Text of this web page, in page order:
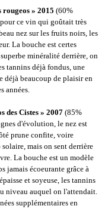
» 2015 (60%
ce vin qui goûtait très
nez sur les fruits noirs, les
La bouche est certes
minéralité derrière, on
tannins déjà fondus, une
déjà beaucoup de plaisir en
années.
des Cistes » 2007 (85%
d'évolution, le nez est
prune confite, voire
mais on sent derrière
La bouche est un modèle
jamais écoeurante grâce à
et soyeuse, les tannins
niveau auquel on l'attendait.
supplémentaires en